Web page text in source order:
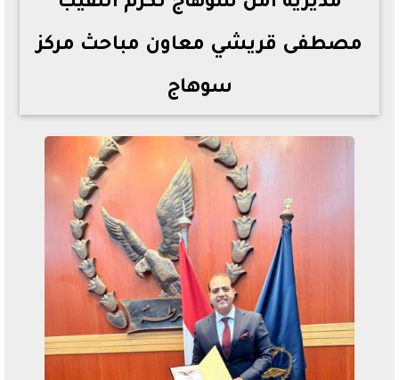
مصطفى قريشي معاون مباحث مركز
سوهاج